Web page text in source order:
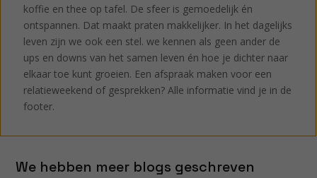
koffie en thee op tafel. De sfeer is gemoedelijk én
ontspannen. Dat maakt praten makkelijker. In het dagelijks
leven zijn we ook een stel. we kennen als geen ander de
ups en downs van het samen leven én hoe je dichter naar
elkaar toe kunt groeien. Een afspraak maken voor een
relatieweekend of gesprekken? Alle informatie vind je in de
footer.
We hebben meer blogs geschreven